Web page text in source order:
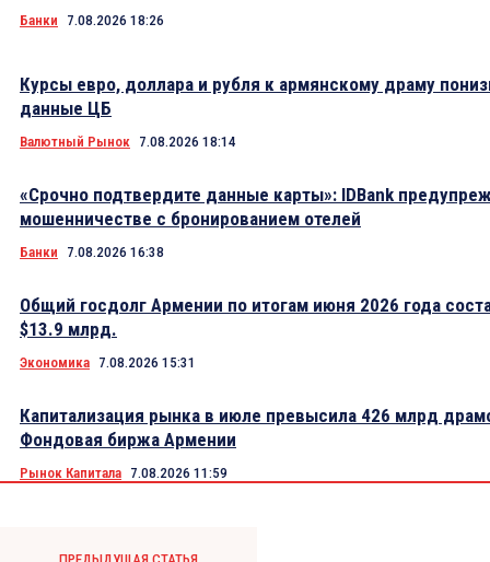
Банки 7.08.2026 18:26
Курсы евро, доллара и рубля к армянскому драму
данные ЦБ
Валютный Рынок 7.08.2026 18:14
«Срочно подтвердите данные карты»: IDBank
мошенничестве с бронированием отелей
Банки 7.08.2026 16:38
Общий госдолг Армении по итогам июня 2026 года
$13.9 млрд.
Экономика 7.08.2026 15:31
Капитализация рынка в июле превысила 426 млрд
Фондовая биржа Армении
Рынок Капитала 7.08.2026 11:59